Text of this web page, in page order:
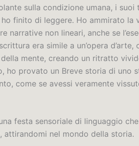
sulla condizione umana, i suoi
finito di leggere. Ho ammirato la
narrative non lineari, anche se
era simile a un’opera d’arte,
mente, creando un ritratto
ho provato un Breve storia di uno
come se avessi veramente
festa sensoriale di linguaggio
attirandomi nel mondo della storia.